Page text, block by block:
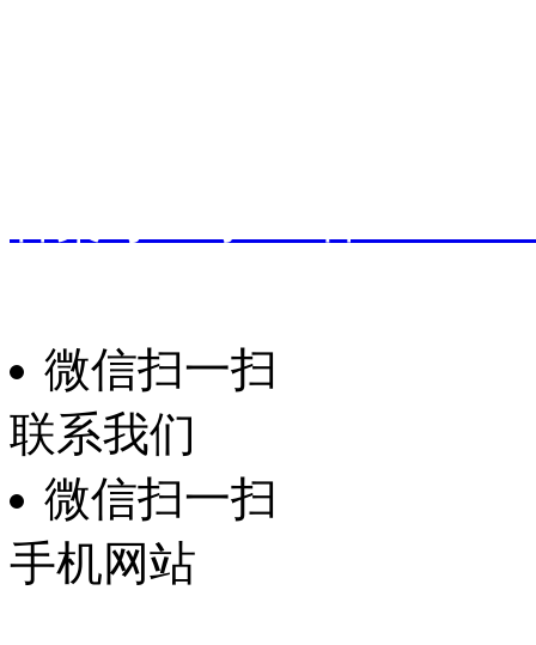
微信扫一扫
联系我们
微信扫一扫
手机网站